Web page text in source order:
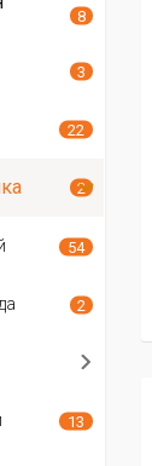
8
3
22
2
54
2
13